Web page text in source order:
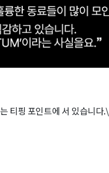
티핑 포인트에 서 있습니다.\